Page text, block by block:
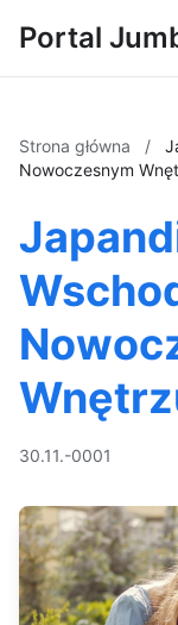
Portal
Strona główna /
Nowoczesnym
30.11.-0001